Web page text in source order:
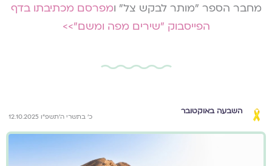
מחבר הספר "מותר לבקש צל" ומפרסם מכתיבתו בדף
הפייסבוק ״שירים מפה ומשם״>>
השבעה באוקטובר
כ׳ בתשרי ה׳תשפ״ו 12.10.2025